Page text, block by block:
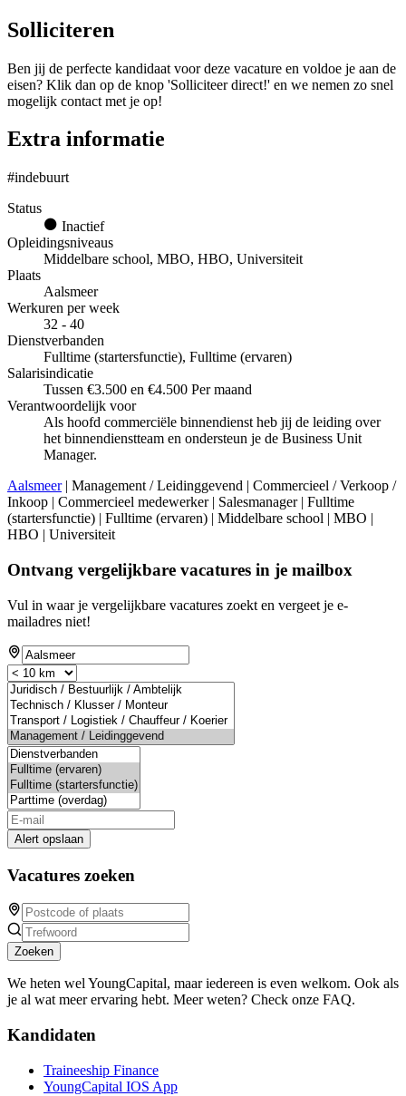
Solliciteren
Ben jij de perfecte kandidaat voor deze vacature en voldoe je aan de
eisen? Klik dan op de knop 'Solliciteer direct!' en we nemen zo snel
mogelijk contact met je op!
Extra informatie
#indebuurt
Status
Inactief
Opleidingsniveaus
Middelbare school, MBO, HBO, Universiteit
Plaats
Aalsmeer
Werkuren per week
32 - 40
Dienstverbanden
Fulltime (startersfunctie), Fulltime (ervaren)
Salarisindicatie
Tussen €3.500 en €4.500 Per maand
Verantwoordelijk voor
Als hoofd commerciële binnendienst heb jij de leiding over
het binnendienstteam en ondersteun je de Business Unit
Manager.
Aalsmeer| Management / Leidinggevend | Commercieel / Verkoop /
Inkoop | Commercieel medewerker | Salesmanager | Fulltime
(startersfunctie) | Fulltime (ervaren) | Middelbare school | MBO |
HBO | Universiteit
Ontvang vergelijkbare vacatures in je mailbox
Vul in waar je vergelijkbare vacatures zoekt en vergeet je e-
mailadres niet!
Alert opslaan
Vacatures zoeken
Zoeken
We heten wel YoungCapital, maar iedereen is even welkom. Ook als
je al wat meer ervaring hebt. Meer weten? Check onze FAQ.
Kandidaten
Traineeship Finance
YoungCapital IOS App